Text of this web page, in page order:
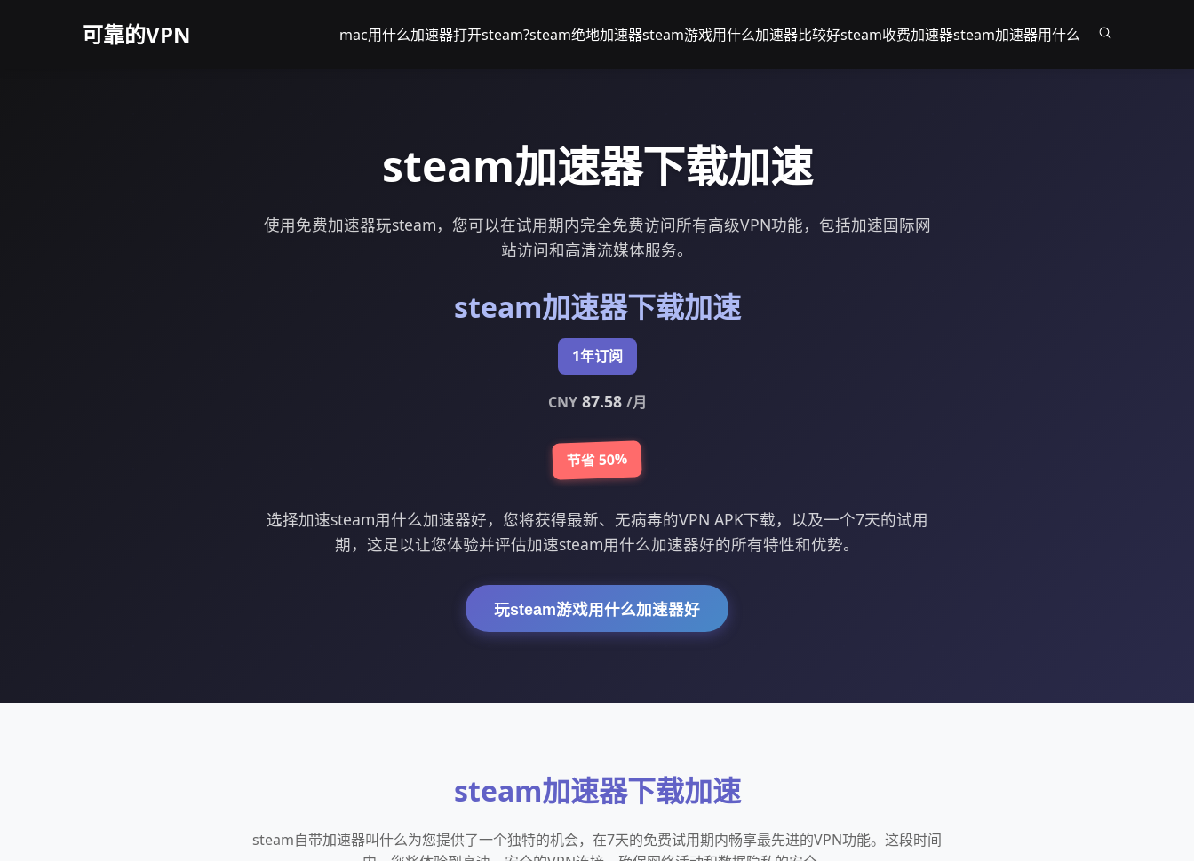
可靠的VPN mac用什么加速器打开steam?steam绝地加速器steam游戏用什么加速器比较好steam收费加速器steam加速器用什么
steam加速器下载加速
使用免费加速器玩steam，您可以在试用期内完全免费访问所有高级VPN功能，包括加速国际网
站访问和高清流媒体服务。
steam加速器下载加速
1年订阅
CNY87.58 /月
节省 50%
选择加速steam用什么加速器好，您将获得最新、无病毒的VPN APK下载，以及一个7天的试用
期，这足以让您体验并评估加速steam用什么加速器好的所有特性和优势。
玩steam游戏用什么加速器好
steam加速器下载加速
steam自带加速器叫什么为您提供了一个独特的机会，在7天的免费试用期内畅享最先进的VPN功能。这段时间